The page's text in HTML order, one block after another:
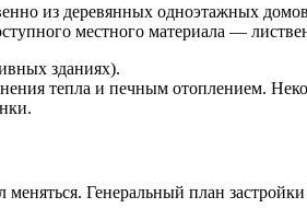
из деревянных одноэтажных
местного материала —
зданиях).
тепла и печным отоплением.
Генеральный план